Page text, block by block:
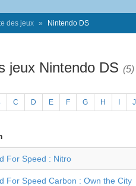
des jeux Nintendo DS
jeux Nintendo DS (5)
C D E F G H J
For Speed : Nitro
For Speed Carbon : Own the City